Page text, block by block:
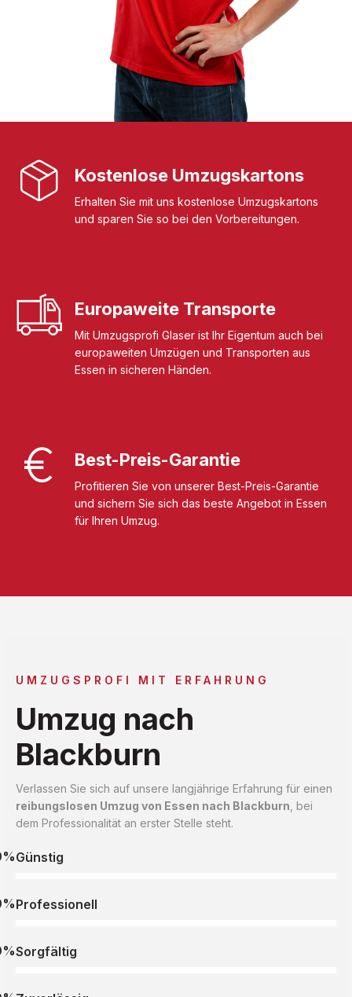
Kostenlose Umzugskartons
Erhalten Sie mit uns kostenlose Umzugskartons
und sparen Sie so bei den Vorbereitungen.
Europaweite Transporte
Mit Umzugsprofi Glaser ist Ihr Eigentum auch bei
europaweiten Umzügen und Transporten aus
Essen in sicheren Händen.
Best-Preis-Garantie
Profitieren Sie von unserer Best-Preis-Garantie
und sichern Sie sich das beste Angebot in Essen
für Ihren Umzug.
UMZUGSPROFI MIT ERFAHRUNG
Umzug nach
Blackburn
Verlassen Sie sich auf unsere langjährige Erfahrung für einen
reibungslosen Umzug von Essen nach Blackburn , bei
dem Professionalität an erster Stelle steht.
Günstig
Professionell
Sorgfältig